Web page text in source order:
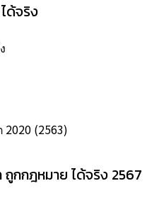
ด้จริง
2020 (2563)
ถูกกฎหมาย ได้จริง 2567